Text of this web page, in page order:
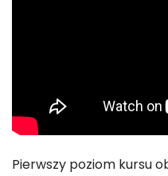
Pierwszy poziom kursu